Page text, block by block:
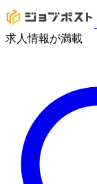
求人情報が満載